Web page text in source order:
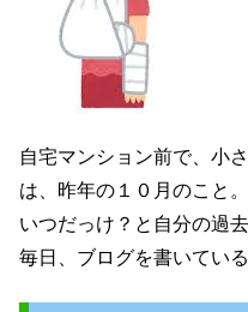
自宅マンション前で、小
は、昨年の１０月のこと。
いつだっけ？と自分の過
毎日、ブログを書いてい